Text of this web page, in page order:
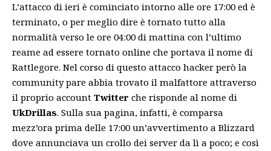
L’attacco di ieri è cominciato intorno alle ore 17:00 ed è
terminato, o per meglio dire è tornato tutto alla
normalità verso le ore 04:00 di mattina con l’ultimo
reame ad essere tornato online che portava il nome di
Rattlegore. Nel corso di questo attacco hacker però la
community pare abbia trovato il malfattore attraverso
il proprio account Twitter che risponde al nome di
UkDrillas. Sulla sua pagina, infatti, è comparsa
mezz’ora prima delle 17:00 un’avvertimento a Blizzard
dove annunciava un crollo dei server da lì a poco; e così